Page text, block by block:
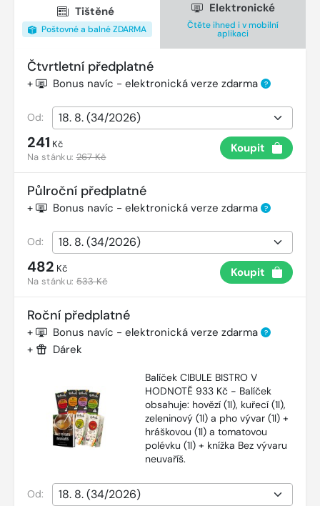
Tištěné
Poštovné a balné ZDARMA
Elektronické
Čtěte ihned i v mobilní
aplikaci
Čtvrtletní předplatné
+ Bonus navíc - elektronická verze zdarma ?
Od:
241 Kč
Na stánku:267 Kč
Koupit
Půlroční předplatné
+ Bonus navíc - elektronická verze zdarma ?
Od:
482 Kč
Na stánku:533 Kč
Koupit
Roční předplatné
+ Bonus navíc - elektronická verze zdarma ?
+ Dárek
Balíček CIBULE BISTRO V
HODNOTĚ 933 Kč - Balíček
obsahuje: hovězí (1l), kuřecí (1l),
zeleninový (1l) a pho vývar (1l) +
hráškovou (1l) a tomatovou
polévku (1l) + knížka Bez vývaru
neuvaříš.
Od: